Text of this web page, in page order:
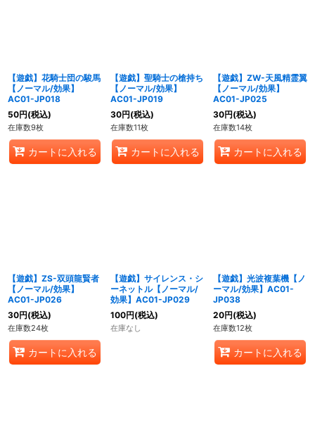
【遊戯】花騎士団の駿馬
【ノーマル/効果】
AC01-JP018
50円(税込)
在庫数9枚
カートに入れる
【遊戯】聖騎士の槍持ち
【ノーマル/効果】
AC01-JP019
30円(税込)
在庫数11枚
カートに入れる
【遊戯】ZW-天風精霊翼
【ノーマル/効果】
AC01-JP025
30円(税込)
在庫数14枚
カートに入れる
【遊戯】ZS-双頭龍賢者
【ノーマル/効果】
AC01-JP026
30円(税込)
在庫数24枚
カートに入れる
【遊戯】サイレンス・シ
ーネットル【ノーマル/
効果】AC01-JP029
100円(税込)
在庫なし
【遊戯】光波複葉機【ノ
ーマル/効果】AC01-
JP038
20円(税込)
在庫数12枚
カートに入れる